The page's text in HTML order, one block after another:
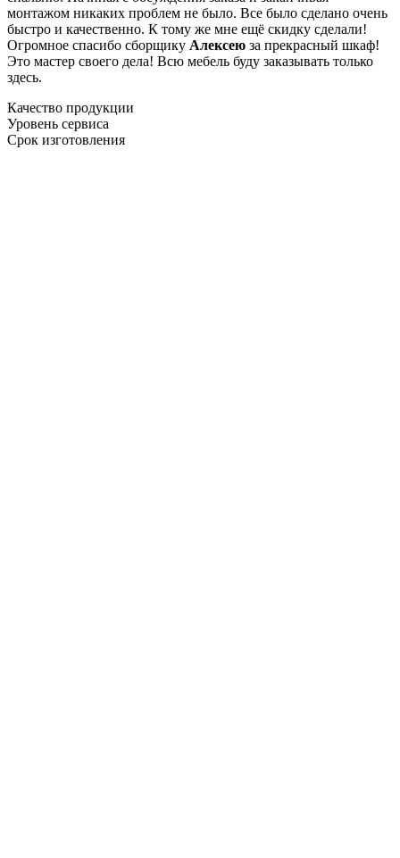
монтажом никаких проблем не было. Все было сделано очень
быстро и качественно. К тому же мне ещё скидку сделали!
Огромное спасибо сборщику Алексею за прекрасный шкаф!
Это мастер своего дела! Всю мебель буду заказывать только
здесь.
Качество продукции
Уровень сервиса
Срок изготовления